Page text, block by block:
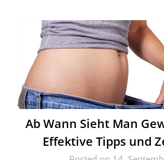
Ab Wann Sieht Man
Effektive Tipps und